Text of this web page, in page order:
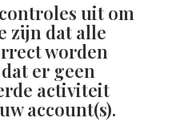
uit om
zijn dat alle
worden
er geen
activiteit
account(s).